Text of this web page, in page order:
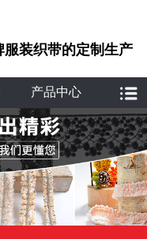
服装织带的定制生产
产品中心